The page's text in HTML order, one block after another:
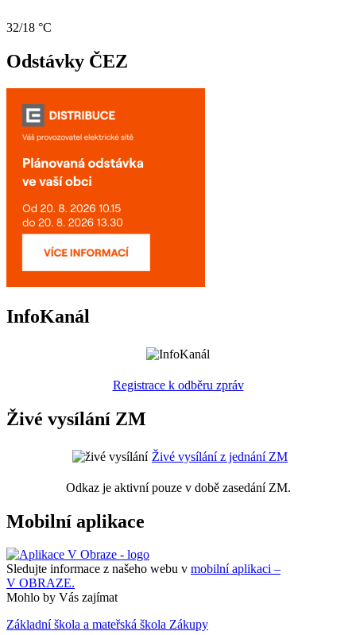
32/18 °C
Odstávky ČEZ
InfoKanál
Registrace k odběru zpráv
Živé vysílání ZM
Živé vysílání z jednání ZM
Odkaz je aktivní pouze v době zasedání ZM.
Mobilní aplikace
Sledujte informace z našeho webu v mobilní aplikaci –
V OBRAZE.
Mohlo by Vás zajímat
Základní škola a mateřská škola Zákupy